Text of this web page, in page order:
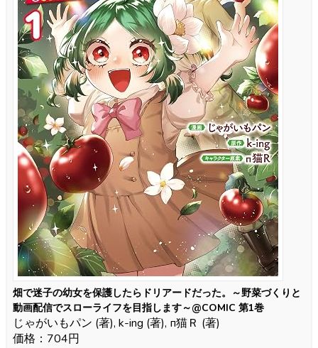
畑で迷子の幼女を保護したらドリアードだった。～野菜づくりと
動画配信でスローライフを目指します～@COMIC 第1巻
じゃがいもパン (著), k-ing (著), п猫Ｒ (著)
価格：704円